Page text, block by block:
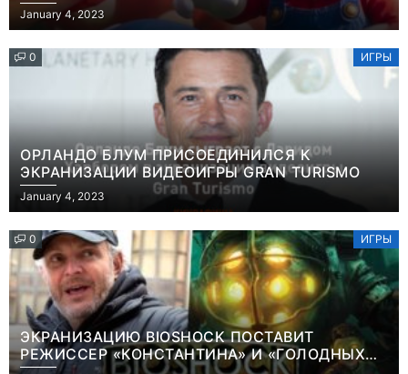
January 4, 2023
0 ИГРЫ
ОРЛАНДО БЛУМ ПРИСОЕДИНИЛСЯ К
ЭКРАНИЗАЦИИ ВИДЕОИГРЫ GRAN TURISMO
January 4, 2023
0 ИГРЫ
ЭКРАНИЗАЦИЮ BIOSHOCK ПОСТАВИТ
РЕЖИССЕР «КОНСТАНТИНА» И «ГОЛОДНЫХ